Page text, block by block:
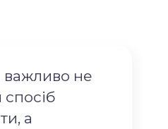
не
а